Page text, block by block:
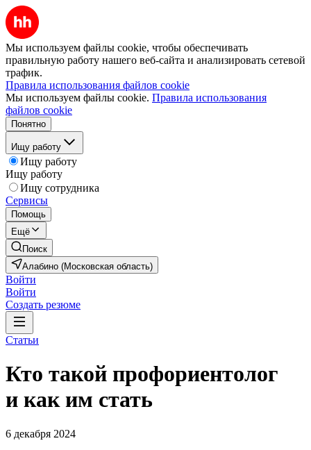
Мы используем файлы cookie, чтобы обеспечивать
правильную работу нашего веб-сайта и анализировать сетевой
трафик.
Правила использования файлов cookie
Мы используем файлы cookie. Правила использования
файлов cookie
Понятно
Ищу работу
Ищу работу
Ищу работу
Ищу сотрудника
Сервисы
Помощь
Ещё
Поиск
Алабино (Московская область)
Войти
Войти
Создать резюме
Статьи
Кто такой профориентолог
и как им стать
6 декабря 2024